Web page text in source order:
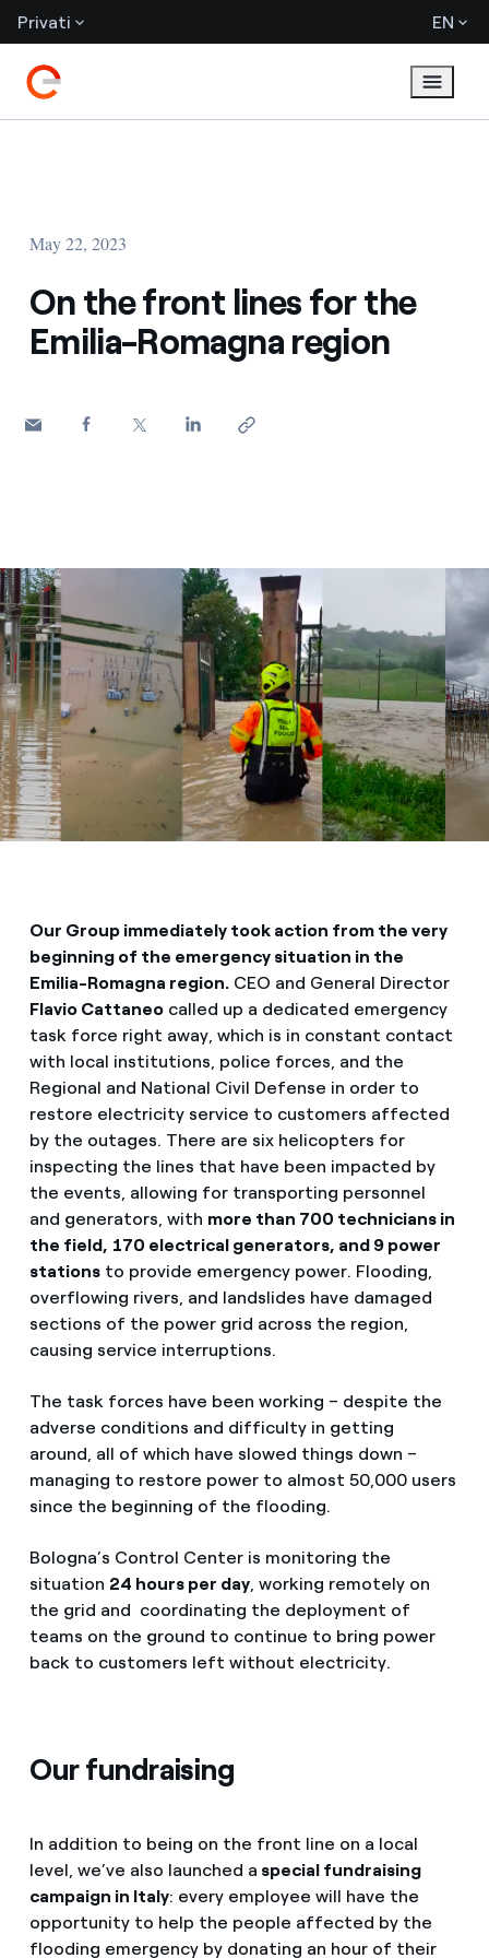
Privati EN
May 22, 2023
On the front lines for the
Emilia-Romagna region
Our Group immediately took action from the very
beginning of the emergency situation in the
Emilia-Romagna region.CEO and General Director
Flavio Cattaneocalled up a dedicated emergency
task force right away, which is in constant contact
with local institutions, police forces, and the
Regional and National Civil Defense in order to
restore electricity service to customers affected
by the outages. There are six helicopters for
inspecting the lines that have been impacted by
the events, allowing for transporting personnel
and generators, with more than 700 technicians in
the field, 170 electrical generators, and 9 power
stationsto provide emergency power. Flooding,
overflowing rivers, and landslides have damaged
sections of the power grid across the region,
causing service interruptions.
The task forces have been working – despite the
adverse conditions and difficulty in getting
around, all of which have slowed things down –
managing to restore power to almost 50,000 users
since the beginning of the flooding.
Bologna’s Control Center is monitoring the
situation 24 hours per day, working remotely on
the grid and coordinating the deployment of
teams on the ground to continue to bring power
back to customers left without electricity.
Our fundraising
In addition to being on the front line on a local
level, we’ve also launched a special fundraising
campaign in Italy: every employee will have the
opportunity to help the people affected by the
flooding emergency by donating an hour of their